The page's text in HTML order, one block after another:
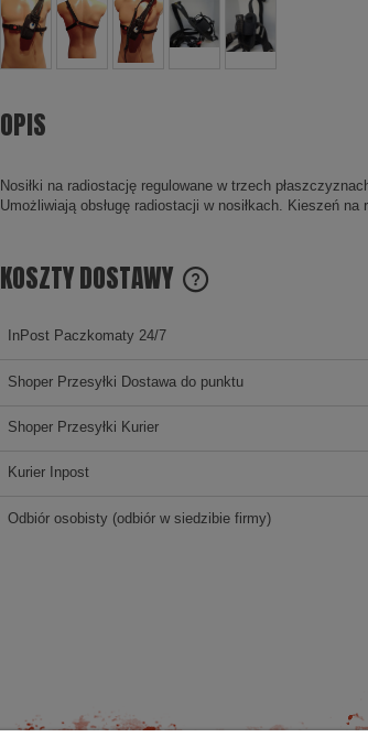
OPIS
Nosiłki na radiostację regulowane w trzech
Umożliwiają obsługę radiostacji w nosiłkach. Kieszeń
KOSZTY DOSTAWY
CENA NIE ZAWIERA
InPost Paczkomaty 24/7
Shoper Przesyłki Dostawa do punktu
Shoper Przesyłki Kurier
Kurier Inpost
Odbiór osobisty(odbiór w siedzibie firmy)